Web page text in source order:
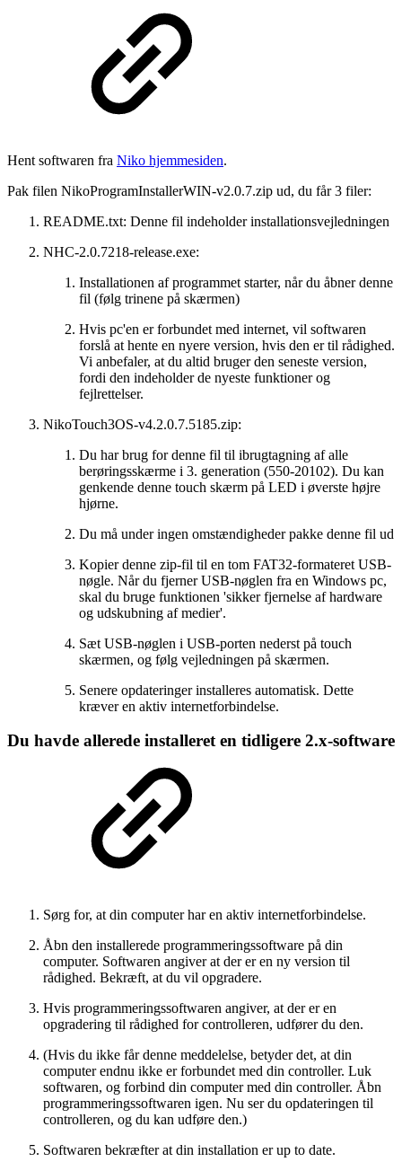
Hent softwaren fra Niko hjemmesiden.
Pak filen NikoProgramInstallerWIN-v2.0.7.zip ud, du får 3 filer:
README.txt: Denne fil indeholder installationsvejledningen
NHC-2.0.7218-release.exe:
Installationen af programmet starter, når du åbner denne
fil (følg trinene på skærmen)
Hvis pc'en er forbundet med internet, vil softwaren
forslå at hente en nyere version, hvis den er til rådighed.
Vi anbefaler, at du altid bruger den seneste version,
fordi den indeholder de nyeste funktioner og
fejlrettelser.
NikoTouch3OS-v4.2.0.7.5185.zip:
Du har brug for denne fil til ibrugtagning af alle
berøringsskærme i 3. generation (550-20102). Du kan
genkende denne touch skærm på LED i øverste højre
hjørne.
Du må under ingen omstændigheder pakke denne fil ud
Kopier denne zip-fil til en tom FAT32-formateret USB-
nøgle. Når du fjerner USB-nøglen fra en Windows pc,
skal du bruge funktionen 'sikker fjernelse af hardware
og udskubning af medier'.
Sæt USB-nøglen i USB-porten nederst på touch
skærmen, og følg vejledningen på skærmen.
Senere opdateringer installeres automatisk. Dette
kræver en aktiv internetforbindelse.
Du havde allerede installeret en tidligere 2.x-software
Sørg for, at din computer har en aktiv internetforbindelse.
Åbn den installerede programmeringssoftware på din
computer. Softwaren angiver at der er en ny version til
rådighed. Bekræft, at du vil opgradere.
Hvis programmeringssoftwaren angiver, at der er en
opgradering til rådighed for controlleren, udfører du den.
(Hvis du ikke får denne meddelelse, betyder det, at din
computer endnu ikke er forbundet med din controller. Luk
softwaren, og forbind din computer med din controller. Åbn
programmeringssoftwaren igen. Nu ser du opdateringen til
controlleren, og du kan udføre den.)
Softwaren bekræfter at din installation er up to date.